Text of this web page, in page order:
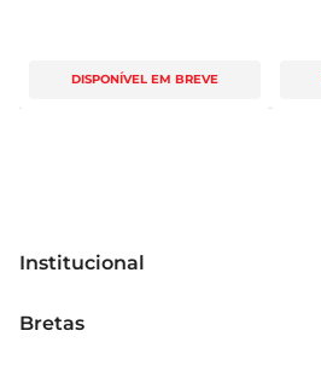
DISPONÍVEL EM BREVE
Institucional
Grupo Cencosud
Bretas